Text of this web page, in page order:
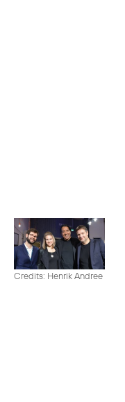
Credits: Henrik Andree